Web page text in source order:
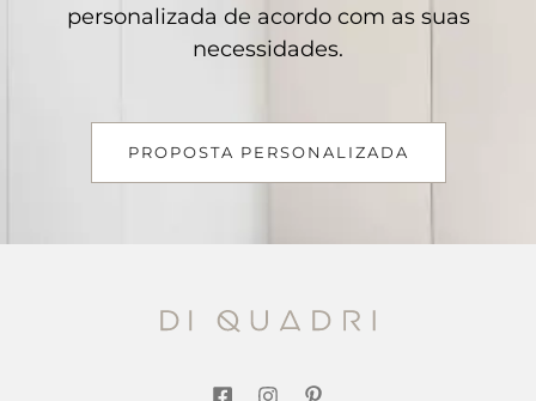
personalizada de acordo com as suas
necessidades.
PROPOSTA PERSONALIZADA